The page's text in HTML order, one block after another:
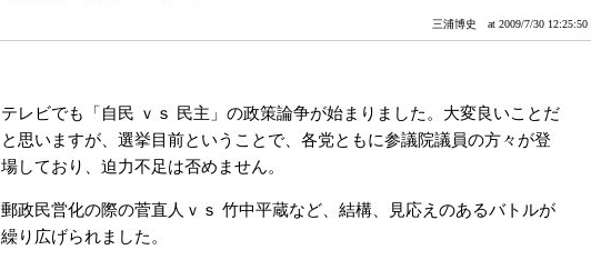
三浦博史 at 2009/7/30 12:25:50
テレビでも「自民 ｖｓ 民主」の政策論争が始まりました。大変良いことだ
と思いますが、選挙目前ということで、各党ともに参議院議員の方々が登
場しており、迫力不足は否めません。
郵政民営化の際の菅直人ｖｓ 竹中平蔵など、結構、見応えのあるバトルが
繰り広げられました。